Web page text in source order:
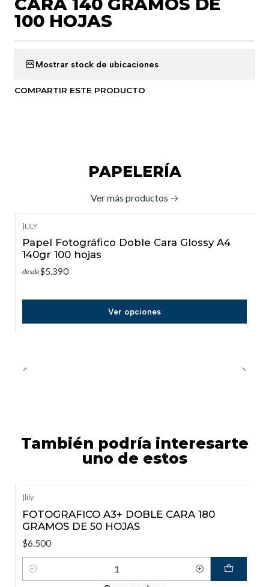
100 HOJAS
Mostrar stock de ubicaciones
COMPARTIR ESTE PRODUCTO
PAPELERÍA
Ver más productos
|LILY
Papel Fotográfico Doble Cara Glossy A4
140gr 100 hojas
desde$5.390
Ver opciones
También podría interesarte
uno de estos
|lily
FOTOGRAFICO A3+ DOBLE CARA 180
GRAMOS DE 50 HOJAS
$6.500
Cantidad